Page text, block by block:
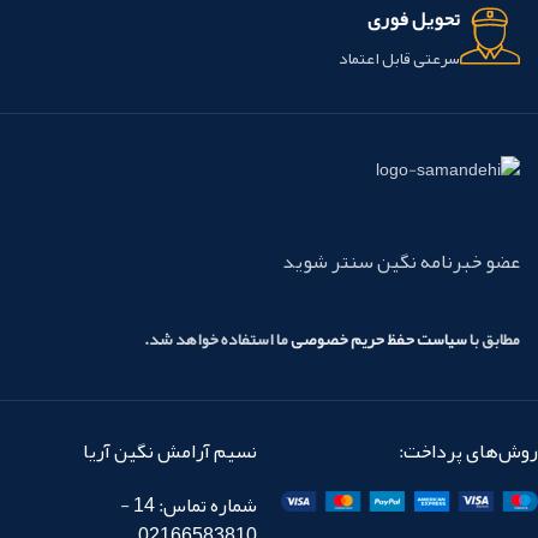
تحویل فوری
سرعتی قابل اعتماد
عضو خبرنامه نگین سنتر شوید
مطابق باسیاست حفظ حریم خصوصیما استفاده خواهد شد.
روش‌های پرداخت:
نسیم آرامش نگین آریا
شماره تماس: 14 -